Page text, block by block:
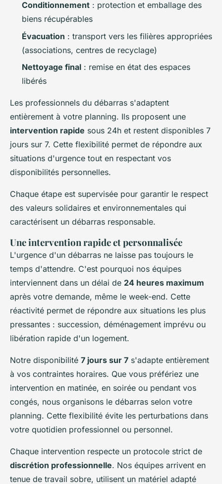
Conditionnement : protection et emballage des
biens récupérables
Évacuation : transport vers les filières appropriées
(associations, centres de recyclage)
Nettoyage final : remise en état des espaces
libérés
Les professionnels du débarras s'adaptent
entièrement à votre planning. Ils proposent une
intervention rapide sous 24h et restent disponibles 7
jours sur 7. Cette flexibilité permet de répondre aux
situations d'urgence tout en respectant vos
disponibilités personnelles.
Chaque étape est supervisée pour garantir le respect
des valeurs solidaires et environnementales qui
caractérisent un débarras responsable.
Une intervention rapide et personnalisée
L'urgence d'un débarras ne laisse pas toujours le
temps d'attendre. C'est pourquoi nos équipes
interviennent dans un délai de 24 heures maximum
après votre demande, même le week-end. Cette
réactivité permet de répondre aux situations les plus
pressantes : succession, déménagement imprévu ou
libération rapide d'un logement.
Notre disponibilité 7 jours sur 7 s'adapte entièrement
à vos contraintes horaires. Que vous préfériez une
intervention en matinée, en soirée ou pendant vos
congés, nous organisons le débarras selon votre
planning. Cette flexibilité évite les perturbations dans
votre quotidien professionnel ou personnel.
Chaque intervention respecte un protocole strict de
discrétion professionnelle. Nos équipes arrivent en
tenue de travail sobre, utilisent un matériel adapté